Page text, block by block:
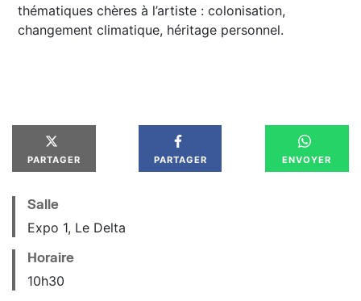
thématiques chères à l’artiste : colonisation,
changement climatique, héritage personnel.
PARTAGER PARTAGER ENVOYER
Salle
Expo 1, Le Delta
Horaire
10h30